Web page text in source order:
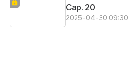
Cap. 20
2025-04-30 09:30